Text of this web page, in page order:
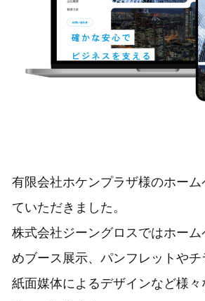
有限会社ホケンプラザ様のホー
ていただきました。
株式会社ジーングロスではホー
めブース展示、パンフレットや
紙面媒体によるデザインなど様